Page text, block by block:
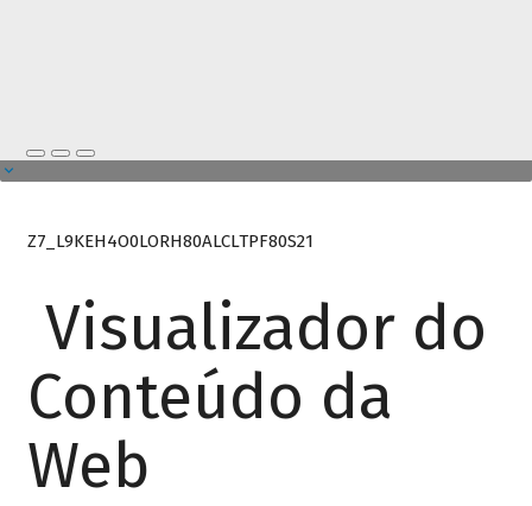
Z7_L9KEH4O0LORH80ALCLTPF80S21
Visualizador do
Conteúdo da
Web